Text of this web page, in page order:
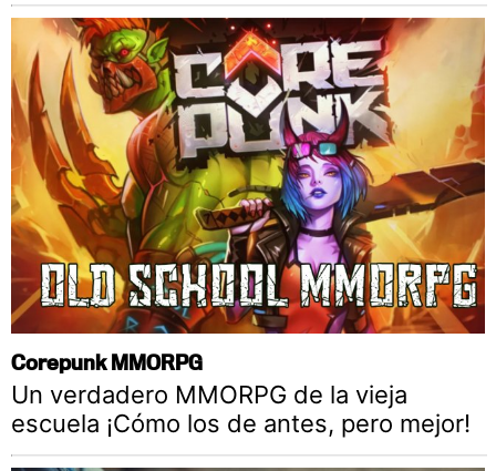
Corepunk MMORPG
Un verdadero MMORPG de la vieja
escuela ¡Cómo los de antes, pero mejor!